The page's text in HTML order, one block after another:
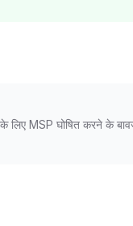
लिए MSP घोषित करने के